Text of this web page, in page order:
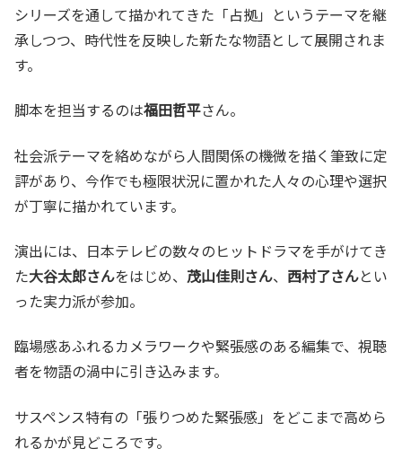
シリーズを通して描かれてきた「占拠」というテーマを継
承しつつ、時代性を反映した新たな物語として展開されま
す。
脚本を担当するのは福田哲平さん。
社会派テーマを絡めながら人間関係の機微を描く筆致に定
評があり、今作でも極限状況に置かれた人々の心理や選択
が丁寧に描かれています。
演出には、日本テレビの数々のヒットドラマを手がけてき
た大谷太郎さんをはじめ、 茂山佳則さん、 西村了さんとい
った実力派が参加。
臨場感あふれるカメラワークや緊張感のある編集で、視聴
者を物語の渦中に引き込みます。
サスペンス特有の「張りつめた緊張感」をどこまで高めら
れるかが見どころです。